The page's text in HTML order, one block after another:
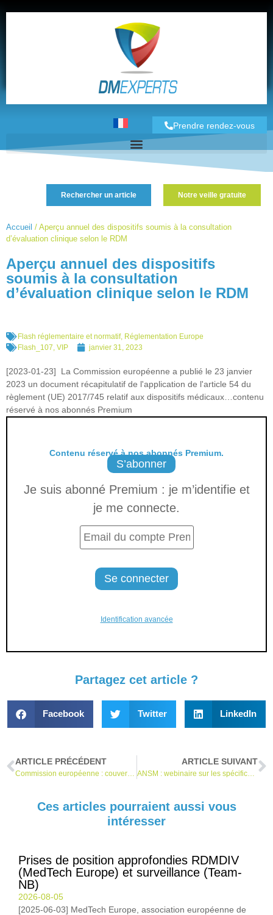
Prendre rendez-vous
Accueil / Aperçu annuel des dispositifs soumis à la consultation
d’évaluation clinique selon le RDM
Aperçu annuel des dispositifs
soumis à la consultation
d’évaluation clinique selon le RDM
Rechercher un article Notre veille gratuite
Flash réglementaire et normatif, Réglementation Europe
Flash_107, VIP janvier 31, 2023
[2023-01-23] La Commission européenne a publié le 23 janvier
2023 un document récapitulatif de l'application de l'article 54 du
règlement (UE) 2017/745 relatif aux dispositifs médicaux…contenu
réservé à nos abonnés Premium
Contenu réservé à nos abonnés Premium.
S’abonner
Je suis abonné Premium : je m’identifie et
je me connecte.
Identification avancée
Partagez cet article ?
Facebook Twitter LinkedIn
ARTICLE PRÉCÉDENT ARTICLE SUIVANT
ANSM : webinaire sur les spécifications communes pour les produits Annexe XVI
Ces articles pourraient aussi vous
intéresser
Prises de position approfondies RDMDIV
(MedTech Europe) et surveillance (Team-
NB)
2026-08-05
[2025-06-03] MedTech Europe, association européenne de